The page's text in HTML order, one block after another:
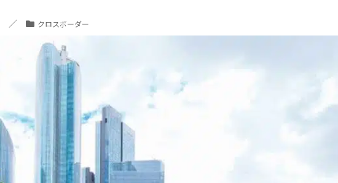
クロスボーダー